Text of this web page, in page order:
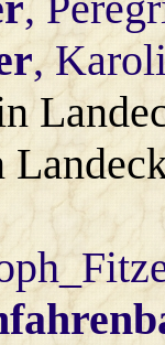
,